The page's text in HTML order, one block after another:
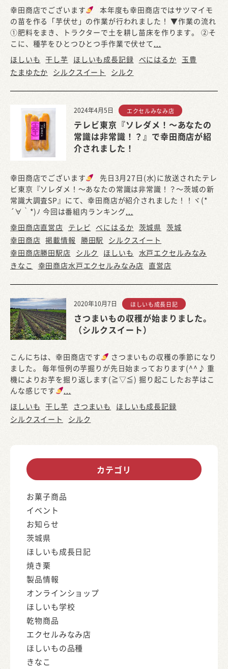
幸田商店でございます
本年度も幸田商店ではサツマイモ
の苗を作る「芋伏せ」の作業が行われました！ ▼作業の流れ
①肥料をまき、トラクターで土を耕し苗床を作ります。 ②そ
こに、種芋をひとつひとつ手作業で伏せて
ほしいも 干し芋 ほしいも成長記録 べにはるか 玉豊
たまゆたか シルクスイート シルク
2024年4月5日 エクセルみなみ店
テレビ東京『ソレダメ！～あなたの
常識は非常識！？』で幸田商店が紹
介されました！
幸田商店でございます
先日3月27日(水)に放送されたテレ
ビ東京『ソレダメ！～あなたの常識は非常識！？～茨城の新
常識大調査SP』にて、幸田商店が紹介されました！！ヾ(*
´∀｀*)ﾉ 今回は番組内ランキング
幸田商店直営店 テレビ べにはるか 茨城県 茨城
幸田商店 掲載情報 勝田駅
シルクスイート
幸田商店勝田駅店 シルク ほしいも
水戸エクセルみなみ
きなこ
幸田商店水戸エクセルみなみ店 直営店
2020年10月7日 ほしいも成長日記
さつまいもの収穫が始まりました。
（シルクスイート）
こんにちは、幸田商店です
さつまいもの収穫の季節になり
ました。 毎年恒例の芋掘りが先日始まっております(^^♪ 重
機によりお芋を掘り返します(≧▽≦) 掘り起こしたお芋はこ
んな感じです
ほしいも
干し芋 さつまいも
ほしいも成長記録
シルクスイート
シルク
カテゴリ
お菓子商品
イベント
お知らせ
茨城県
ほしいも成長日記
焼き栗
製品情報
オンラインショップ
ほしいも学校
乾物商品
エクセルみなみ店
ほしいもの品種
きなこ